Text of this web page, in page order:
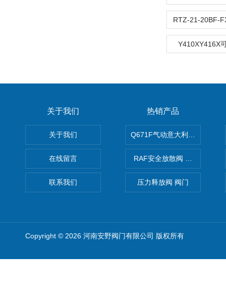
Y410XY416X
关于我们
关于我们
在线留言
联系我们
热销产品
Q671F气动意大利式薄型球阀
RAF安全放散阀 阀生产
压力释放阀 阀门
Copyright © 2026 河南安野阀门有限公司 版权所有